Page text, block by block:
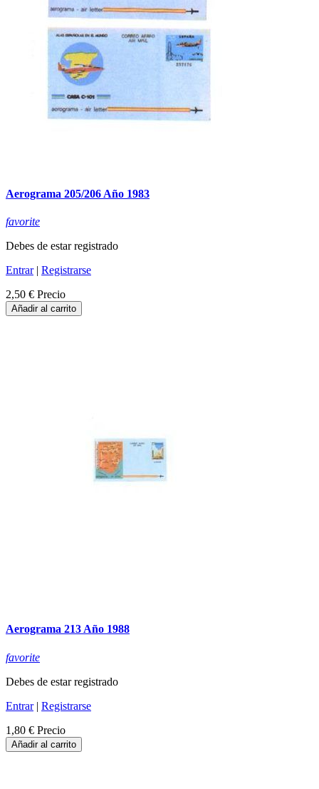
Aerograma 205/206 Año 1983
favorite
Debes de estar registrado
Entrar| Registrarse
2,50 € Precio
Añadir al carrito
Aerograma 213 Año 1988
favorite
Debes de estar registrado
Entrar| Registrarse
1,80 € Precio
Añadir al carrito